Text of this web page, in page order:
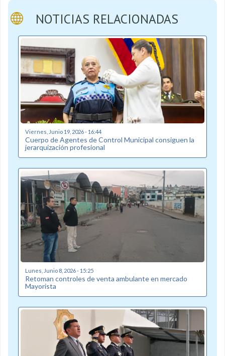
NOTICIAS RELACIONADAS
Viernes, Junio 19, 2026 - 16:44
Cuerpo de Agentes de Control Municipal consiguen la
jerarquización profesional
Lunes, Junio 8, 2026 - 15:25
Retoman controles de venta ambulante en mercado
Mayorista